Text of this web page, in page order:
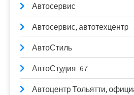
Автосервис
Автосервис, автотехцентр
АвтоСтиль
АвтоСтудия_67
Автоцентр Тольятти,